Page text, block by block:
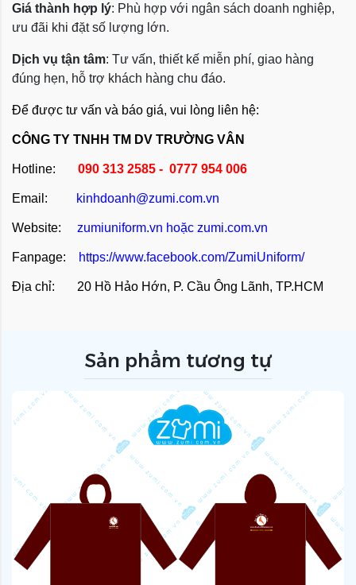
Giá thành hợp lý: Phù hợp với ngân sách doanh nghiệp,
ưu đãi khi đặt số lượng lớn.
Dịch vụ tận tâm: Tư vấn, thiết kế miễn phí, giao hàng
đúng hẹn, hỗ trợ khách hàng chu đáo.
Để được tư vấn và báo giá, vui lòng liên hệ:
CÔNG TY TNHH TM DV TRƯỜNG VÂN
Hotline: 090 313 2585 - 0777 954 006
Email: kinhdoanh@zumi.com.vn
Website: zumiuniform.vn hoặc zumi.com.vn
Fanpage: https://www.facebook.com/ZumiUniform/
Địa chỉ: 20 Hồ Hảo Hớn, P. Cầu Ông Lãnh, TP.HCM
Sản phẩm tương tự